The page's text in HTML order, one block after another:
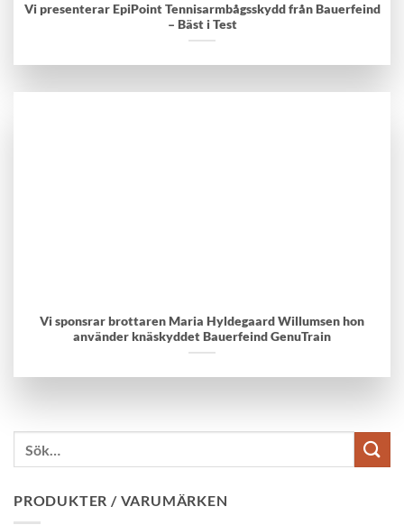
Vi presenterar EpiPoint Tennisarmbågsskydd från Bauerfeind
– Bäst i Test
Vi sponsrar brottaren Maria Hyldegaard Willumsen hon
använder knäskyddet Bauerfeind GenuTrain
PRODUKTER / VARUMÄRKEN